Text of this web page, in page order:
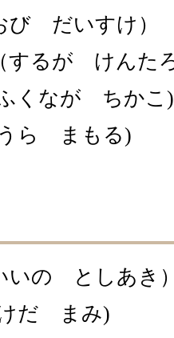
び だいすけ
するが けん
くなが ちか
ら まもる)
いの としあ
だ まみ)